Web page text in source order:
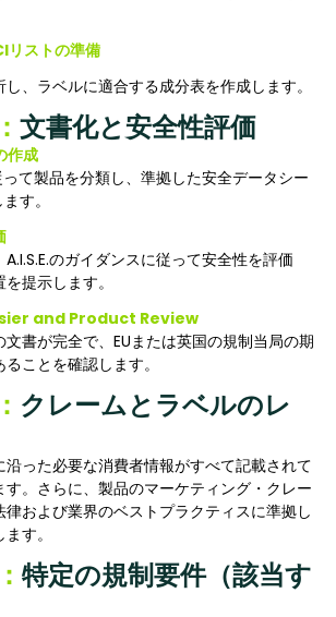
リストの準備
、ラベルに適合する成分表を作成します。
文書化と安全性評価
作成
て製品を分類し、準拠した安全データシー
す。
のガイダンスに従って安全性を評価
提示します。
and Product Review
書が完全で、EUまたは英国の規制当局の期
ことを確認します。
クレームとラベルのレ
った必要な消費者情報がすべて記載されて
す。さらに、製品のマーケティング・クレー
および業界のベストプラクティスに準拠し
す。
特定の規制要件（該当す